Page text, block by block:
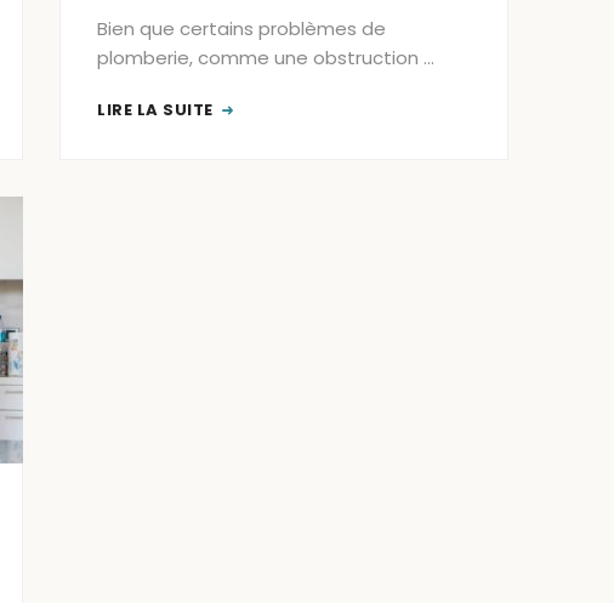
Bien que certains problèmes de
plomberie, comme une obstruction …
LIRE LA SUITE